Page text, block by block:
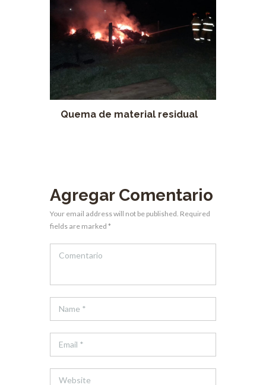
Quema de material residual
Agregar Comentario
Your email address will not be published. Required
fields are marked *